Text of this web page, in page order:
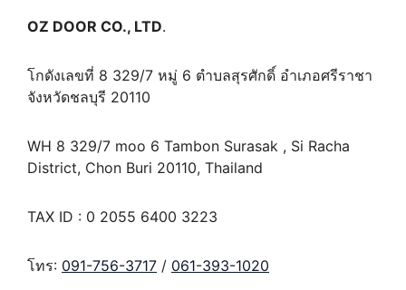
OZ DOOR CO., LTD.
โกดังเลขที่ 8 329/7 หมู่ 6 ตำบลสุรศักดิ์ อำเภอศรีราชา
จังหวัดชลบุรี 20110
WH 8 329/7 moo 6 Tambon Surasak , Si Racha
District, Chon Buri 20110, Thailand
TAX ID : 0 2055 6400 3223
โทร: 091-756-3717 / 061-393-1020